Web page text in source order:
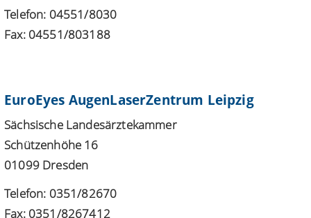
Telefon: 04551/8030
Fax: 04551/803188
EuroEyes AugenLaserZentrum Leipzig
Sächsische Landesärztekammer
Schützenhöhe 16
01099 Dresden
Telefon: 0351/82670
Fax: 0351/8267412